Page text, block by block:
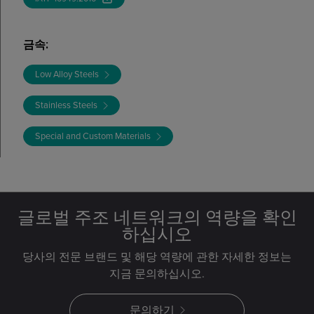
금속:
Low Alloy Steels
Stainless Steels
Special and Custom Materials
글로벌 주조 네트워크의 역량을 확인
하십시오
당사의 전문 브랜드 및 해당 역량에 관한 자세한 정보는
지금 문의하십시오.
문의하기